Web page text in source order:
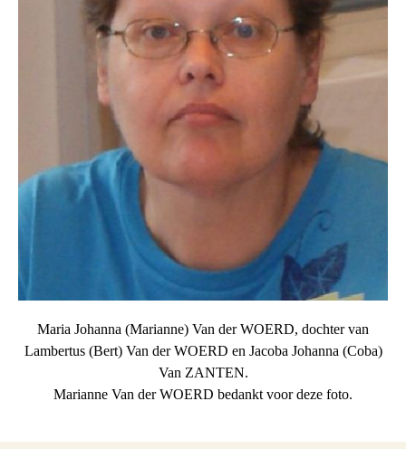
Maria Johanna (Marianne) Van der WOERD, dochter van
Lambertus (Bert) Van der WOERD en Jacoba Johanna (Coba)
Van ZANTEN.
Marianne Van der WOERD bedankt voor deze foto.